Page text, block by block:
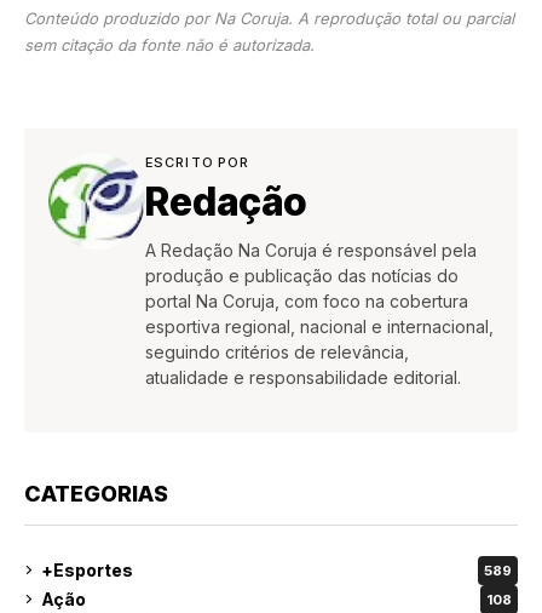
Conteúdo produzido por Na Coruja. A reprodução total ou parcial
sem citação da fonte não é autorizada.
ESCRITO POR
Redação
A Redação Na Coruja é responsável pela
produção e publicação das notícias do
portal Na Coruja, com foco na cobertura
esportiva regional, nacional e internacional,
seguindo critérios de relevância,
atualidade e responsabilidade editorial.
CATEGORIAS
+Esportes 589
Ação 108